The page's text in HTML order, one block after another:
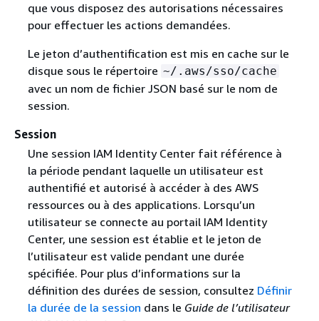
que vous disposez des autorisations nécessaires
pour effectuer les actions demandées.
Le jeton d’authentification est mis en cache sur le
disque sous le répertoire ~/.aws/sso/cache
avec un nom de fichier JSON basé sur le nom de
session.
Session
Une session IAM Identity Center fait référence à
la période pendant laquelle un utilisateur est
authentifié et autorisé à accéder à des AWS
ressources ou à des applications. Lorsqu’un
utilisateur se connecte au portail IAM Identity
Center, une session est établie et le jeton de
l’utilisateur est valide pendant une durée
spécifiée. Pour plus d’informations sur la
définition des durées de session, consultez Définir
la durée de la session dans le Guide de l’utilisateur